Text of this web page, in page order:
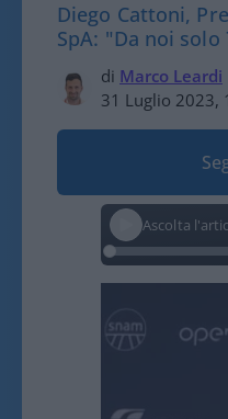
Diego Cattoni,
SpA: "Da noi
di Marco Leardi
31 Luglio 2023,
Ascolta
Player